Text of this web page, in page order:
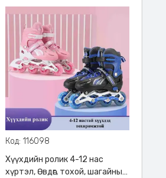
Код: 116098
Хүүхдийн ролик 4-12 нас
хүртэл, Өвдөг, тохой, шагайны